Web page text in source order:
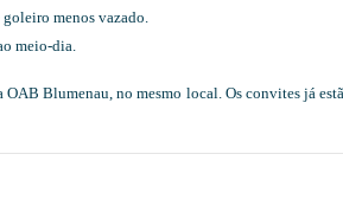
goleiro menos vazado.
meio-dia.
Blumenau, no mesmo local. Os convites já